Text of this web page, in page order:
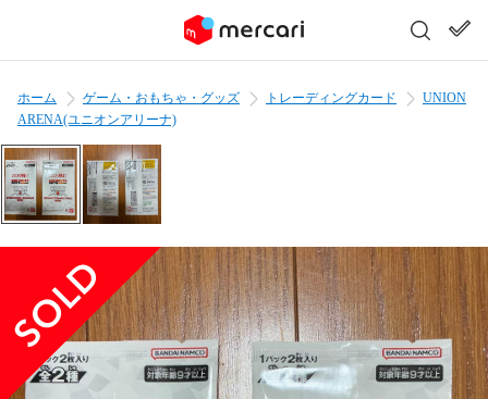
ホーム ゲーム・おもちゃ・グッズ トレーディングカード
UNION
ARENA(ユニオンアリーナ)